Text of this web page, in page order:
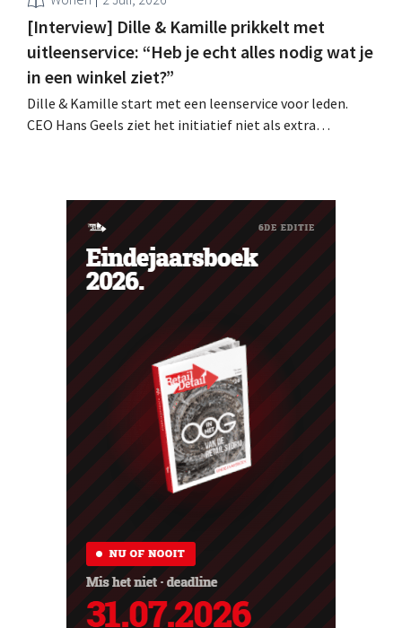
[Interview] Dille & Kamille prikkelt met
uitleenservice: “Heb je echt alles nodig wat je
in een winkel ziet?”
Dille & Kamille start met een leenservice voor leden.
CEO Hans Geels ziet het initiatief niet als extra